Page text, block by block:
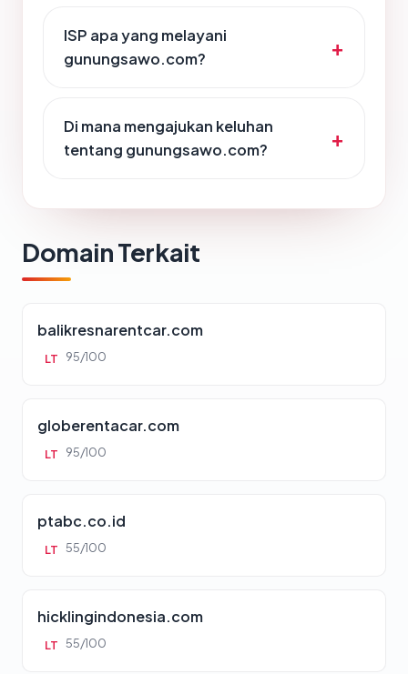
ISP apa yang melayani
gunungsawo.com?
Di mana mengajukan keluhan
tentang gunungsawo.com?
Domain Terkait
balikresnarentcar.com
LT 95/100
globerentacar.com
LT 95/100
ptabc.co.id
LT 55/100
hicklingindonesia.com
LT 55/100